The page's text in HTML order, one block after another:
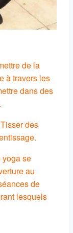
de la
à travers les
dans des
des
yoga se
au
de
lesquels